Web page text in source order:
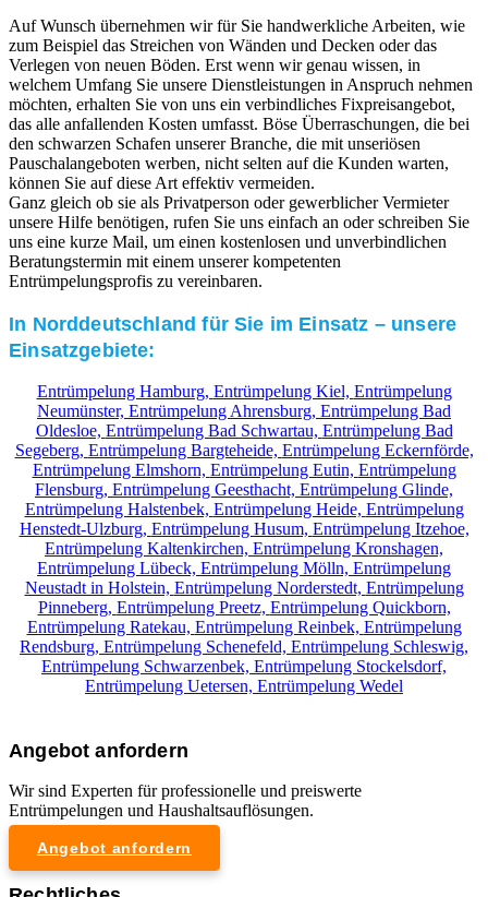
Auf Wunsch übernehmen wir für Sie handwerkliche Arbeiten, wie
zum Beispiel das Streichen von Wänden und Decken oder das
Verlegen von neuen Böden. Erst wenn wir genau wissen, in
welchem Umfang Sie unsere Dienstleistungen in Anspruch nehmen
möchten, erhalten Sie von uns ein verbindliches Fixpreisangebot,
das alle anfallenden Kosten umfasst. Böse Überraschungen, die bei
den schwarzen Schafen unserer Branche, die mit unseriösen
Pauschalangeboten werben, nicht selten auf die Kunden warten,
können Sie auf diese Art effektiv vermeiden.
Ganz gleich ob sie als Privatperson oder gewerblicher Vermieter
unsere Hilfe benötigen, rufen Sie uns einfach an oder schreiben Sie
uns eine kurze Mail, um einen kostenlosen und unverbindlichen
Beratungstermin mit einem unserer kompetenten
Entrümpelungsprofis zu vereinbaren.
In Norddeutschland für Sie im Einsatz – unsere
Einsatzgebiete:
Entrümpelung Hamburg, Entrümpelung Kiel, Entrümpelung
Neumünster, Entrümpelung Ahrensburg, Entrümpelung Bad
Oldesloe, Entrümpelung Bad Schwartau, Entrümpelung Bad
Segeberg, Entrümpelung Bargteheide, Entrümpelung Eckernförde,
Entrümpelung Elmshorn, Entrümpelung Eutin, Entrümpelung
Flensburg, Entrümpelung Geesthacht, Entrümpelung Glinde,
Entrümpelung Halstenbek, Entrümpelung Heide, Entrümpelung
Henstedt-Ulzburg, Entrümpelung Husum, Entrümpelung Itzehoe,
Entrümpelung Kaltenkirchen, Entrümpelung Kronshagen,
Entrümpelung Lübeck, Entrümpelung Mölln, Entrümpelung
Neustadt in Holstein, Entrümpelung Norderstedt, Entrümpelung
Pinneberg, Entrümpelung Preetz, Entrümpelung Quickborn,
Entrümpelung Ratekau, Entrümpelung Reinbek, Entrümpelung
Rendsburg, Entrümpelung Schenefeld, Entrümpelung Schleswig,
Entrümpelung Schwarzenbek, Entrümpelung Stockelsdorf,
Entrümpelung Uetersen, Entrümpelung Wedel
Angebot anfordern
Wir sind Experten für professionelle und preiswerte
Entrümpelungen und Haushaltsauflösungen.
Angebot anfordern